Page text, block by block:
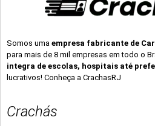
Somos uma empresa fabricante de
para mais de 8 mil empresas em todo o
integra de escolas, hospitais até
lucrativos! Conheça a CrachasRJ
Crachás